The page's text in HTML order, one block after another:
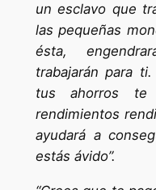
un esclavo que
las pequeñas
ésta,
trabajarán para
tus ahorros
rendimientos
ayudará a
estás ávido”.